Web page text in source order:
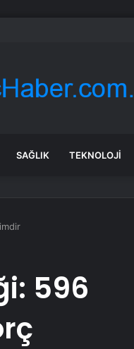
kötü kokulu suda yüzmeyin
SAĞLIK TEKNOLOJI
596